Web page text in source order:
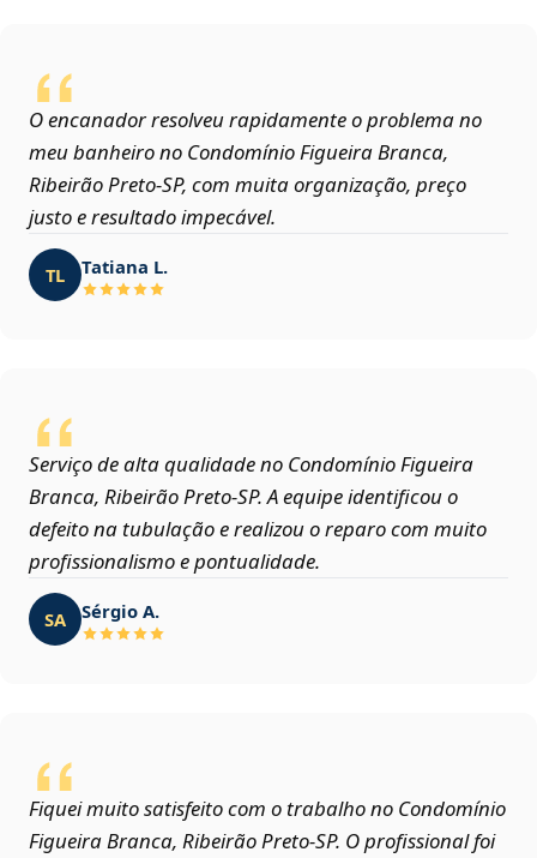
O encanador resolveu rapidamente o problema no
meu banheiro no Condomínio Figueira Branca,
Ribeirão Preto‑SP, com muita organização, preço
justo e resultado impecável.
TL Tatiana L.
Serviço de alta qualidade no Condomínio Figueira
Branca, Ribeirão Preto‑SP. A equipe identificou o
defeito na tubulação e realizou o reparo com muito
profissionalismo e pontualidade.
SA Sérgio A.
Fiquei muito satisfeito com o trabalho no Condomínio
Figueira Branca, Ribeirão Preto‑SP. O profissional foi